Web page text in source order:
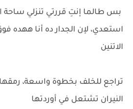
بس طالما إنتِ قررتي تنزلي ساحة
استعدي، لإن الجدار ده أنا ههده فوق
الاتنين
تراجع للخلف بخطوة واسعة،
النيران تشتعل في أوردتها